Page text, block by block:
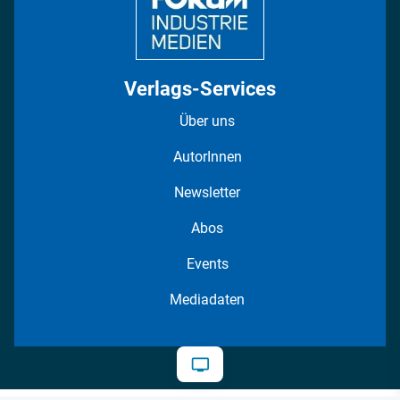
Verlags-Services
Über uns
AutorInnen
Newsletter
Abos
Events
Mediadaten